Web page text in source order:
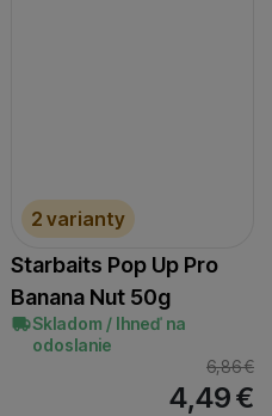
2 varianty
Starbaits Pop Up Pro
Banana Nut 50g
Skladom / Ihneď na
odoslanie
6,86€
4,49€